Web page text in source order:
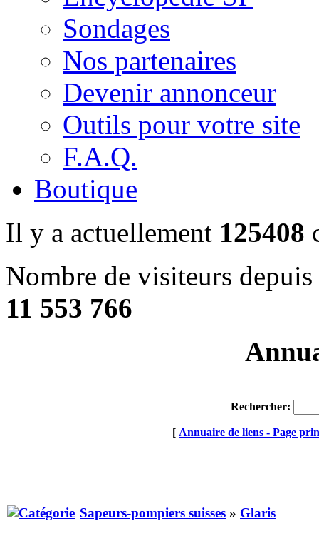
Sondages
Nos partenaires
Devenir annonceur
Outils pour votre site
F.A.Q.
Boutique
Il y a actuellement 125408
Nombre de visiteurs
11 553 766
Rechercher:
[ Annuaire de liens - Page
Sapeurs-pompiers suisses » Glaris